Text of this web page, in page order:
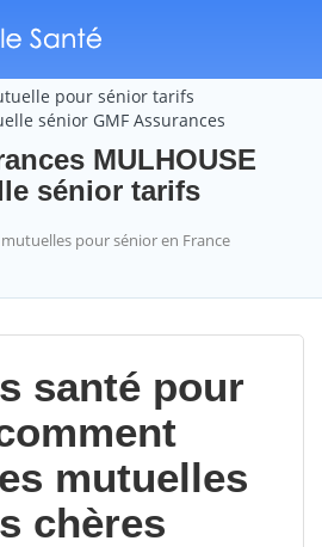
pour sénior tarifs
sénior GMF Assurances
MULHOUSE
sénior tarifs
pour sénior en France
santé pour
mutuelles
chères